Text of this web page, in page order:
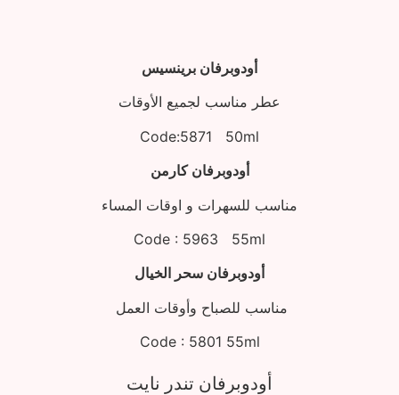
أودوبرفان برينسيس
عطر مناسب لجميع الأوقات
Code:5871 50ml
أودوبرفان كارمن
مناسب للسهرات و اوقات المساء
Code : 5963 55ml
أودوبرفان سحر الخيال
مناسب للصباح وأوقات العمل
Code : 5801 55ml
أودوبرفان تندر نايت